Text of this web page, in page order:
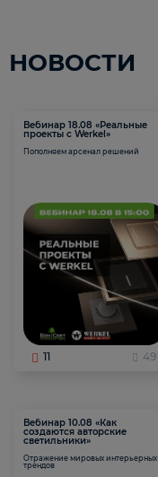
НОВОСТИ
Вебинар 18.08 «Реальные
проекты с Werkel»
Пополняем арсенал решений
11 49
Вебинар 10.08 «Как
создаются авторские
светильники»
Отражение мировых интерьерных
трендов